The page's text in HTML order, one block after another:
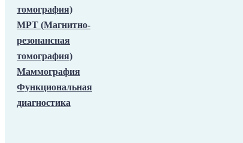
томография)
МРТ (Магнитно-
резонансная
томография)
Маммография
Функциональная
диагностика